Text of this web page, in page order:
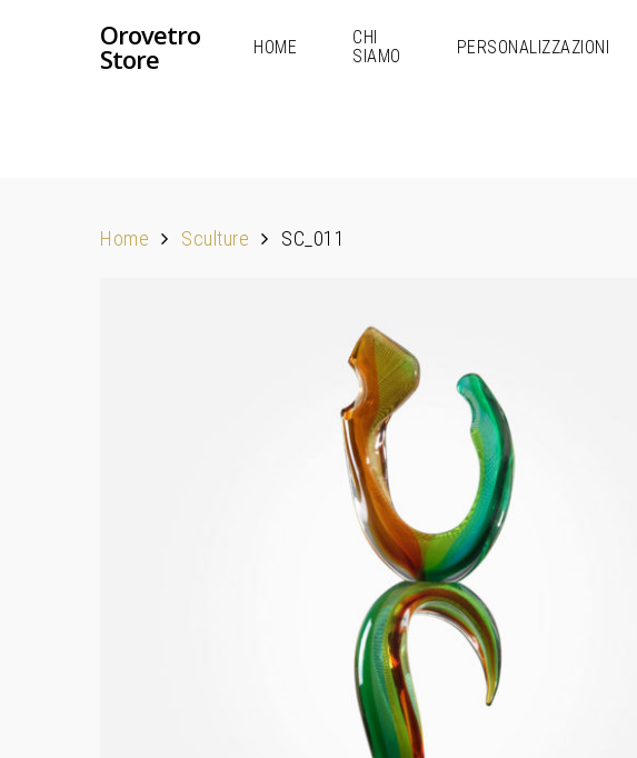
Hit enter to search or ESC to close
Orovetro
Store HOME
CHI
SIAMO
PERSONALIZZAZIONI
Home Sculture SC_011